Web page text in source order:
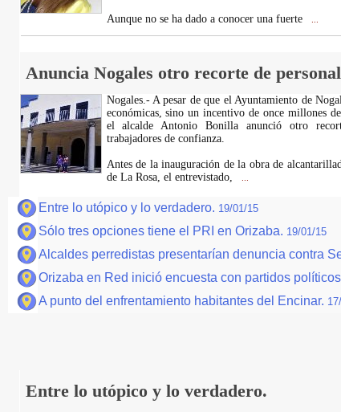
Aunque no se ha dado a conocer una fuerte
Anuncia Nogales otro recorte de
Nogales.- A pesar de que el Ayuntamiento de
económicas, sino un incentivo de once millones
el alcalde Antonio Bonilla anunció otro
trabajadores de confianza.
Antes de la inauguración de la obra de
de La Rosa, el entrevistado,
Entre lo utópico y lo verdadero. 19/01/15
Sólo tres opciones tiene el PRI en Orizaba. 19/01/15
Alcaldes perredistas presentarían denuncia contra
Orizaba en Red inició encuesta con partidos
A punto del enfrentamiento habitantes del Encinar.
Entre lo utópico y lo verdadero.